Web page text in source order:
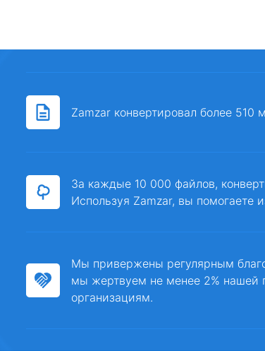
Zamzar конвертировал более 510
За каждые 10 000 файлов,
Используя Zamzar, вы помогаете
Мы привержены регулярным
мы жертвуем не менее 2% нашей
организациям.